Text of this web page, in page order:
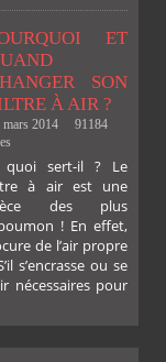
ET
SON
À AIR ?
mars 2014
91184
quoi sert-il ? Le
à air est une
des plus
! En effet,
de l’air propre
s’encrasse ou se
nécessaires pour